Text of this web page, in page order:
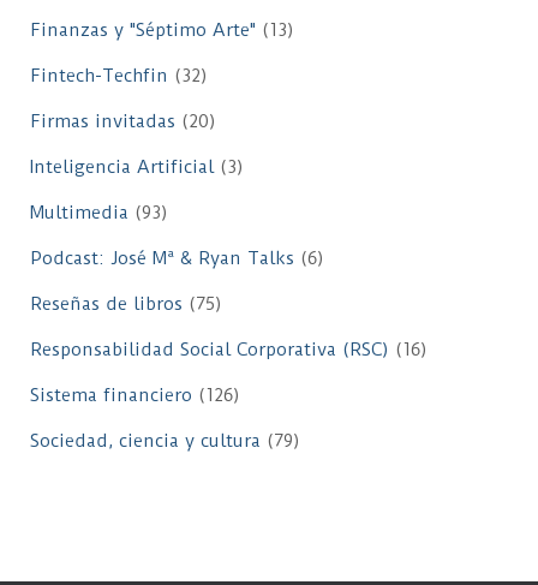
Finanzas y "Séptimo Arte" (13)
Fintech-Techfin (32)
Firmas invitadas (20)
Inteligencia Artificial(3)
Multimedia (93)
Podcast: José Mª & Ryan Talks (6)
Reseñas de libros (75)
Responsabilidad Social Corporativa (RSC) (16)
Sistema financiero (126)
Sociedad, ciencia y cultura (79)